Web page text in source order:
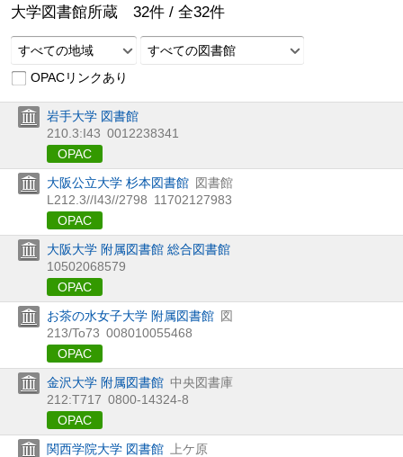
大学図書館所蔵 32件 / 全32件
すべての地域
すべての図書館
OPACリンクあり
岩手大学 図書館
210.3:I43 0012238341
OPAC
大阪公立大学 杉本図書館 図書館
L212.3//I43//2798 11702127983
OPAC
大阪大学 附属図書館 総合図書館
10502068579
OPAC
お茶の水女子大学 附属図書館 図
213/To73 008010055468
OPAC
金沢大学 附属図書館 中央図書庫
212:T717 0800-14324-8
OPAC
関西学院大学 図書館
上ケ原